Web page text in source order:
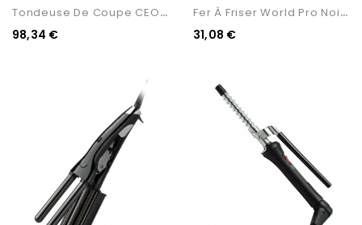
T
Ondeuse De Coupe CEOX Rouge
98,34 €
F
Er À Friser World Pro Noir...
31,08 €